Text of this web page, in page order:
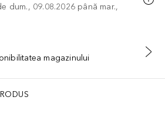
dum., 09.08.2026 până mar.,
ÎN COŞ
magazinului